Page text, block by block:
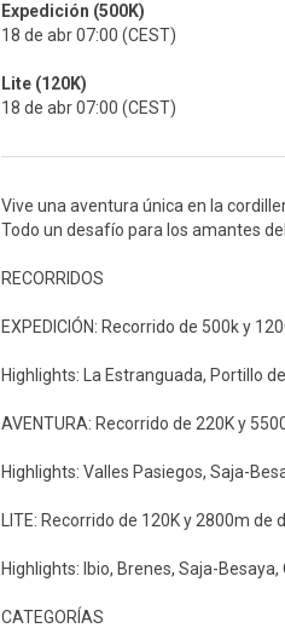
Expedición (500K)
18 de abr 07:00 (CEST)
Lite (120K)
18 de abr 07:00 (CEST)
Vive una aventura única en la
Todo un desafío para los amantes
RECORRIDOS
EXPEDICIÓN: Recorrido de 500k y
Highlights: La Estranguada, Portillo
AVENTURA: Recorrido de 220K y
Highlights: Valles Pasiegos, Saja-
LITE: Recorrido de 120K y 2800m de
Highlights: Ibio, Brenes, Saja-Besaya,
CATEGORÍAS